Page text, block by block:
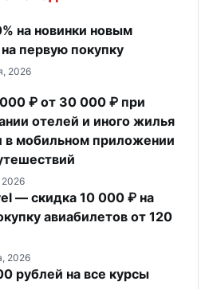
на новинки новым
первую покупку
2026
₽ от 30 000 ₽ при
отелей и иного жилья
в мобильном приложении
2026
— скидка 10 000 ₽ на
авиабилетов от 120
2026
рублей на все курсы